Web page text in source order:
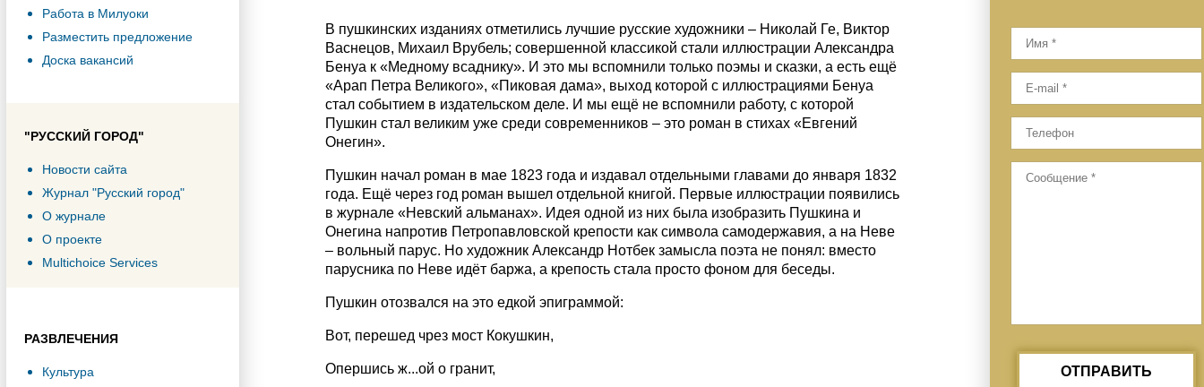
Работа в Милуоки
Разместить предложение
Доска вакансий
"РУССКИЙ ГОРОД"
Новости сайта
Журнал "Русский город"
О журнале
О проекте
Multichoice Services
РАЗВЛЕЧЕНИЯ
Культура
В пушкинских изданиях отметились лучшие русские художники – Николай Ге, Виктор
Васнецов, Михаил Врубель; совершенной классикой стали иллюстрации Александра
Бенуа к «Медному всаднику». И это мы вспомнили только поэмы и сказки, а есть ещё
«Арап Петра Великого», «Пиковая дама», выход которой с иллюстрациями Бенуа
стал событием в издательском деле. И мы ещё не вспомнили работу, с которой
Пушкин стал великим уже среди современников – это роман в стихах «Евгений
Онегин».
Пушкин начал роман в мае 1823 года и издавал отдельными главами до января 1832
года. Ещё через год роман вышел отдельной книгой. Первые иллюстрации появились
в журнале «Невский альманах». Идея одной из них была изобразить Пушкина и
Онегина напротив Петропавловской крепости как символа самодержавия, а на Неве
– вольный парус. Но художник Александр Нотбек замысла поэта не понял: вместо
парусника по Неве идёт баржа, а крепость стала просто фоном для беседы.
Пушкин отозвался на это едкой эпиграммой:
Вот, перешед чрез мост Кокушкин,
Опершись ж...ой о гранит, ОТПРАВИТЬ